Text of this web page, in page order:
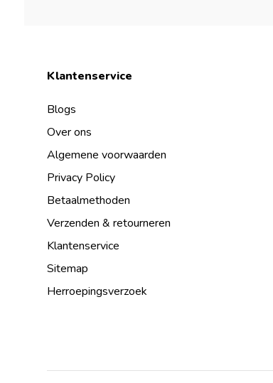
Klantenservice
Blogs
Over ons
Algemene voorwaarden
Privacy Policy
Betaalmethoden
Verzenden & retourneren
Klantenservice
Sitemap
Herroepingsverzoek